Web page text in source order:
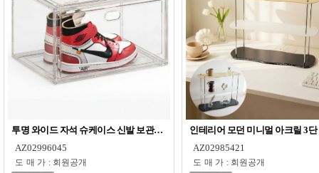
투명 와이드 자석 슈케이스 신발 보관함 M50580
AZ02996045
도매가 : 회원공개
인테리어 모던 미니멀 아크릴 3
AZ02985421
도매가 : 회원공개